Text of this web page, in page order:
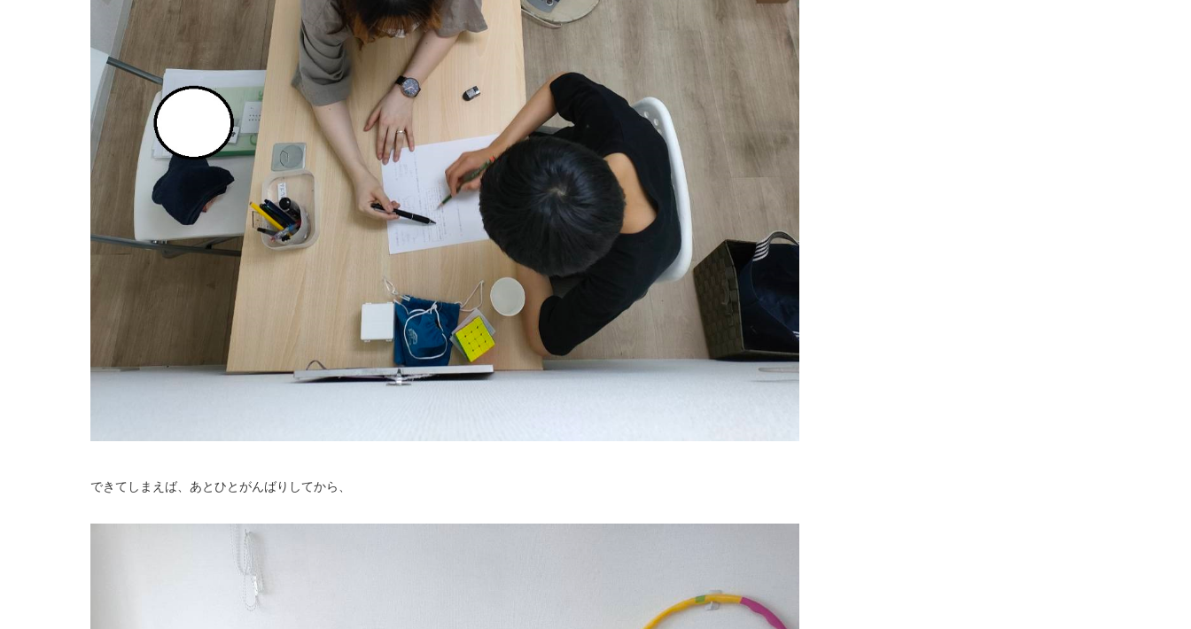
できてしまえば、あとひとがんばりしてから、